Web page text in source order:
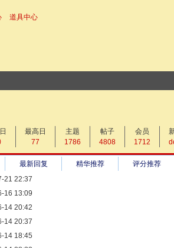
道具中心
帖子 搜 索
热搜：
最高日
77
主题
1786
帖子
4808
会员
1712
最新回复 精华推荐 评分推荐
21 22:37
为宗亲，血脉相连——记陆丰碣石宗亲到祖家京陇居地
16 13:09
话辈份
14 20:42
族谱的用字规范与说明
14 20:37
元等于多少年？
14 18:45